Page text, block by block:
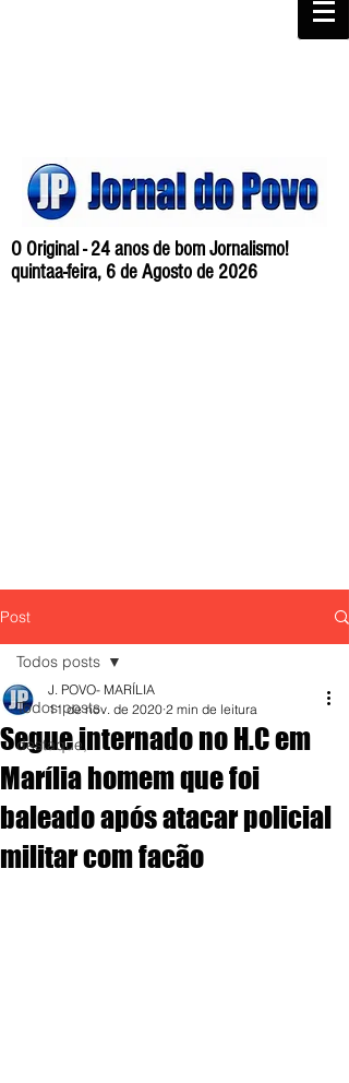
O Original - 24 anos de bom Jornalismo!
quintaa-feira, 6 de Agosto de 2026
Post
Todos posts
destaque,
Todos posts
Segue internado no H.C em
Marília homem que foi
baleado após atacar policial
militar com facão
J. POVO- MARÍLIA
11 de nov. de 2020 2 min de leitura